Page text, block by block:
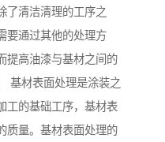
了清洁清理的工序之
要通过其他的处理方
提高油漆与基材之间的
基材表面处理是涂装之
工的基础工序，基材表
质量。基材表面处理的